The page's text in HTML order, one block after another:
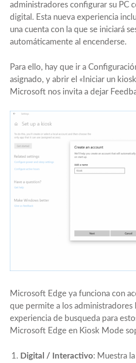
administradores configurar su PC
digital. Esta nueva experiencia
una cuenta con la que se iniciará
automáticamente al encenderse.
Para ello, hay que ir a
asignado, y abrir el «Iniciar un
Microsoft nos invita a dejar
Microsoft Edge ya funciona con
que permite a los administradores
experiencia de busqueda para
Microsoft Edge en Kiosk Mode
Digital / Interactivo: Muestra